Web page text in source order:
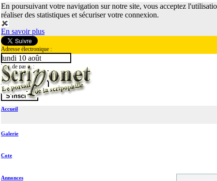
En poursuivant votre navigation sur notre site, vous acceptez
réaliser des statistiques et sécuriser votre connexion.
En savoir plus
Adresse électronique :
Mot de passe :
lundi 10 août
Accueil
Galerie
Cote
Annonces